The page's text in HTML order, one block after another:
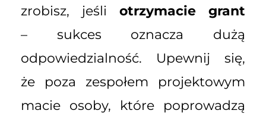
zrobisz, jeśli otrzymacie grant
– sukces oznacza dużą
odpowiedzialność. Upewnij się,
że poza zespołem projektowym
macie osoby, które poprowadzą